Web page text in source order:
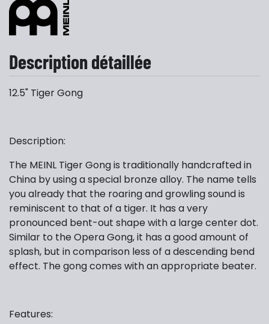
Description détaillée
12.5" Tiger Gong
Description:
The MEINL Tiger Gong is traditionally handcrafted in
China by using a special bronze alloy. The name tells
you already that the roaring and growling sound is
reminiscent to that of a tiger. It has a very
pronounced bent-out shape with a large center dot.
Similar to the Opera Gong, it has a good amount of
splash, but in comparison less of a descending bend
effect. The gong comes with an appropriate beater.
Features: